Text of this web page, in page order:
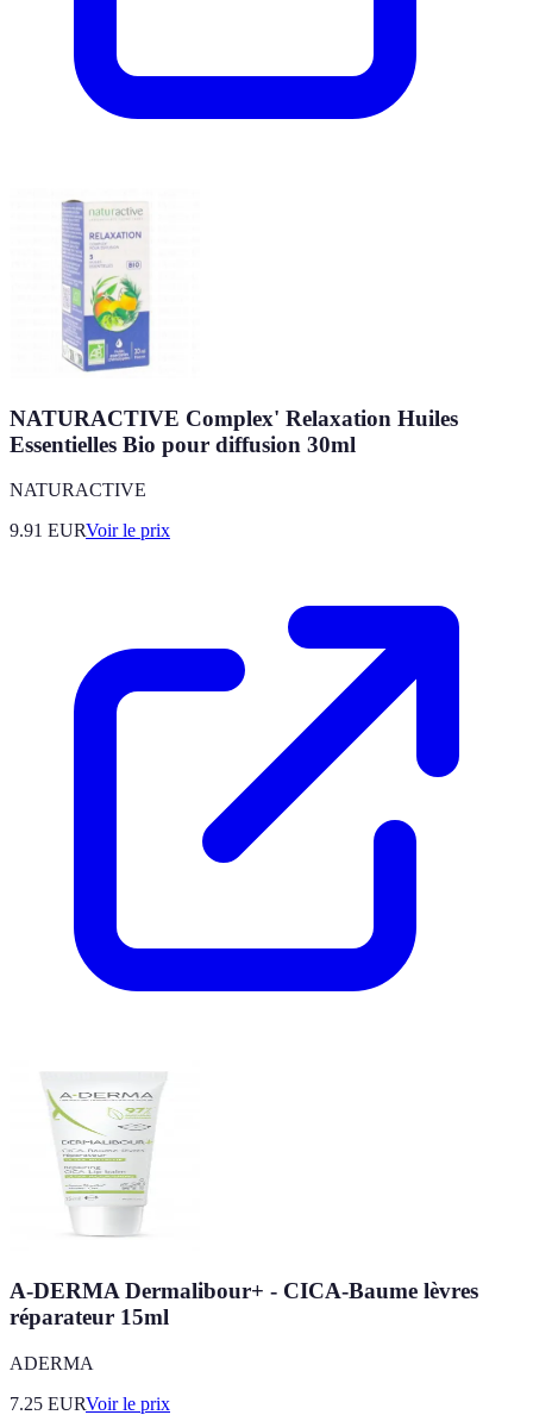
NATURACTIVE Complex' Relaxation Huiles
Essentielles Bio pour diffusion 30ml
NATURACTIVE
9.91 EURVoir le prix
A-DERMA Dermalibour+ - CICA-Baume lèvres
réparateur 15ml
ADERMA
7.25 EURVoir le prix